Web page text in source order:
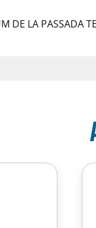
DE LA PASSADA